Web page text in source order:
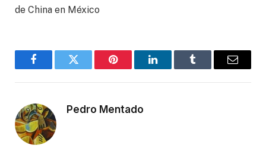
de China en México
FacebookTwitter Pinterest LinkedInTumblr Email
Pedro Mentado